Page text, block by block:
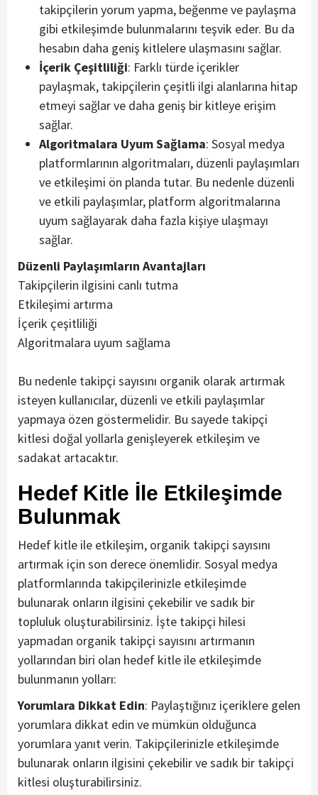
takipçilerin yorum yapma, beğenme ve paylaşma
gibi etkileşimde bulunmalarını teşvik eder. Bu da
hesabın daha geniş kitlelere ulaşmasını sağlar.
İçerik Çeşitliliği: Farklı türde içerikler
paylaşmak, takipçilerin çeşitli ilgi alanlarına hitap
etmeyi sağlar ve daha geniş bir kitleye erişim
sağlar.
Algoritmalara Uyum Sağlama: Sosyal medya
platformlarının algoritmaları, düzenli paylaşımları
ve etkileşimi ön planda tutar. Bu nedenle düzenli
ve etkili paylaşımlar, platform algoritmalarına
uyum sağlayarak daha fazla kişiye ulaşmayı
sağlar.
Düzenli Paylaşımların Avantajları
Takipçilerin ilgisini canlı tutma
Etkileşimi artırma
İçerik çeşitliliği
Algoritmalara uyum sağlama
Bu nedenle takipçi sayısını organik olarak artırmak
isteyen kullanıcılar, düzenli ve etkili paylaşımlar
yapmaya özen göstermelidir. Bu sayede takipçi
kitlesi doğal yollarla genişleyerek etkileşim ve
sadakat artacaktır.
Hedef Kitle İle Etkileşimde
Bulunmak
Hedef kitle ile etkileşim, organik takipçi sayısını
artırmak için son derece önemlidir. Sosyal medya
platformlarında takipçilerinizle etkileşimde
bulunarak onların ilgisini çekebilir ve sadık bir
topluluk oluşturabilirsiniz. İşte takipçi hilesi
yapmadan organik takipçi sayısını artırmanın
yollarından biri olan hedef kitle ile etkileşimde
bulunmanın yolları:
Yorumlara Dikkat Edin: Paylaştığınız içeriklere gelen
yorumlara dikkat edin ve mümkün olduğunca
yorumlara yanıt verin. Takipçilerinizle etkileşimde
bulunarak onların ilgisini çekebilir ve sadık bir takipçi
kitlesi oluşturabilirsiniz.